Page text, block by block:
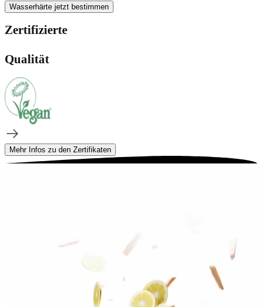
Wasserhärte jetzt bestimmen
Zertifizierte
Qualität
Mehr Infos zu den Zertifikaten